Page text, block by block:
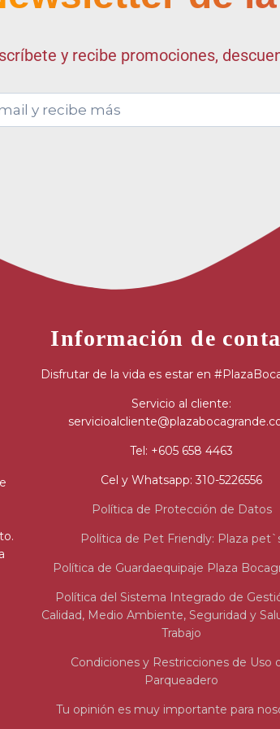
y recibe promociones,
Información de
Disfrutar de la vida es estar en
Servicio al cliente:
Tel: +605 658 4463
Cel y Whatsapp: 310-5226556
Política de Protección de Datos
Política de Pet Friendly: Plaza
Política de Guardaequipaje Plaza
Política del Sistema Integrado de
Calidad, Medio Ambiente, Seguridad y
Trabajo
Condiciones y Restricciones de Uso
Parqueadero
Tu opinión es muy importante para